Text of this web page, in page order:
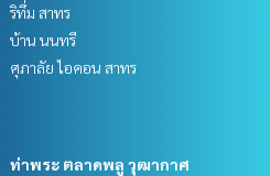
ริทึ่ม สาทร
บ้าน นนทรี
ศุภาลัย ไอคอน สาทร
ท่าพระ ตลาดพลู วุฒากาศ